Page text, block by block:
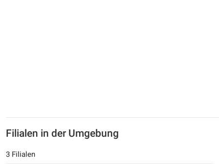
Filialen in der Umgebung
3 Filialen